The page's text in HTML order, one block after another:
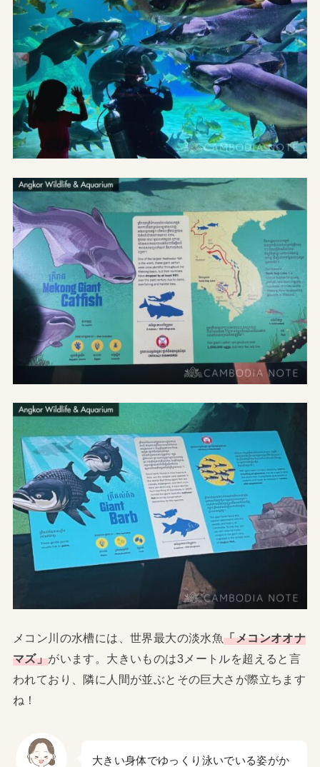
メコン川の水槽には、世界最大の淡水魚「メコンオオナ
マズ」がいます。大きいものは3メートルを超えると言
われており、隣に人間が並ぶとその巨大さが際立ちます
ね！
大きい身体でゆっくり泳いでいる姿がか